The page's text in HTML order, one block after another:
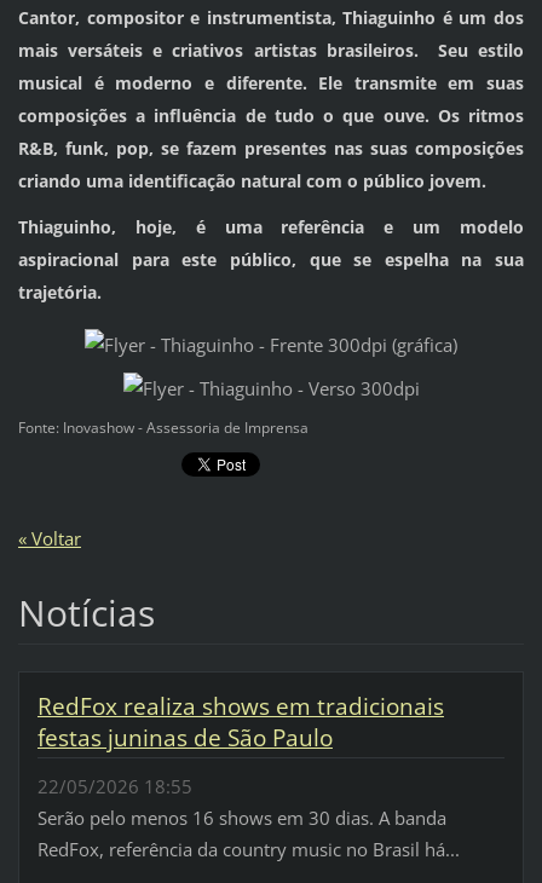
Cantor, compositor e instrumentista, Thiaguinho é um dos
mais versáteis e criativos artistas brasileiros. Seu estilo
musical é moderno e diferente. Ele transmite em suas
composições a influência de tudo o que ouve. Os ritmos
R&B, funk, pop, se fazem presentes nas suas composições
criando uma identificação natural com o público jovem.
Thiaguinho, hoje, é uma referência e um modelo
aspiracional para este público, que se espelha na sua
trajetória.
Fonte: Inovashow - Assessoria de Imprensa
« Voltar
Notícias
RedFox realiza shows em tradicionais
festas juninas de São Paulo
22/05/2026 18:55
Serão pelo menos 16 shows em 30 dias. A banda
RedFox, referência da country music no Brasil há...